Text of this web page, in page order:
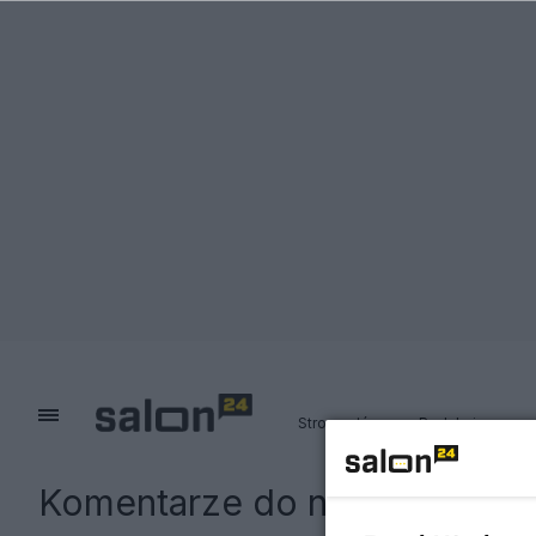
Strona główna Redakcja
Komentarze do notki: